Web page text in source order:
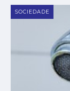
SOCIEDADE